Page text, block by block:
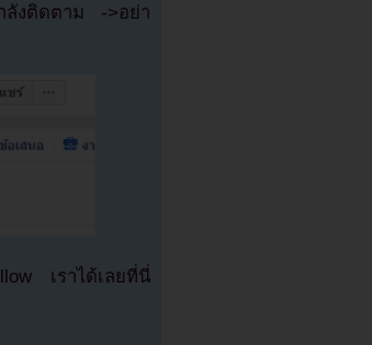
ำลังติดตาม ->อย่า
เราได้เลยที่นี่